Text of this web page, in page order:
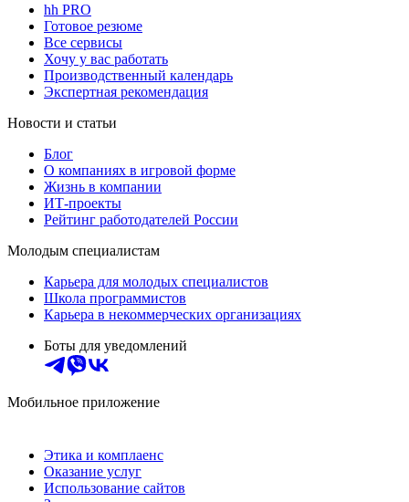
hh PRO
Готовое резюме
Все сервисы
Хочу у вас работать
Производственный календарь
Экспертная рекомендация
Новости и статьи
Блог
О компаниях в игровой форме
Жизнь в компании
ИТ-проекты
Рейтинг работодателей России
Молодым специалистам
Карьера для молодых специалистов
Школа программистов
Карьера в некоммерческих организациях
Боты для уведомлений
Мобильное приложение
Этика и комплаенс
Оказание услуг
Использование сайтов